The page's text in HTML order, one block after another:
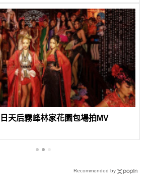
天后霧峰林家花園包場拍MV
Recommended by